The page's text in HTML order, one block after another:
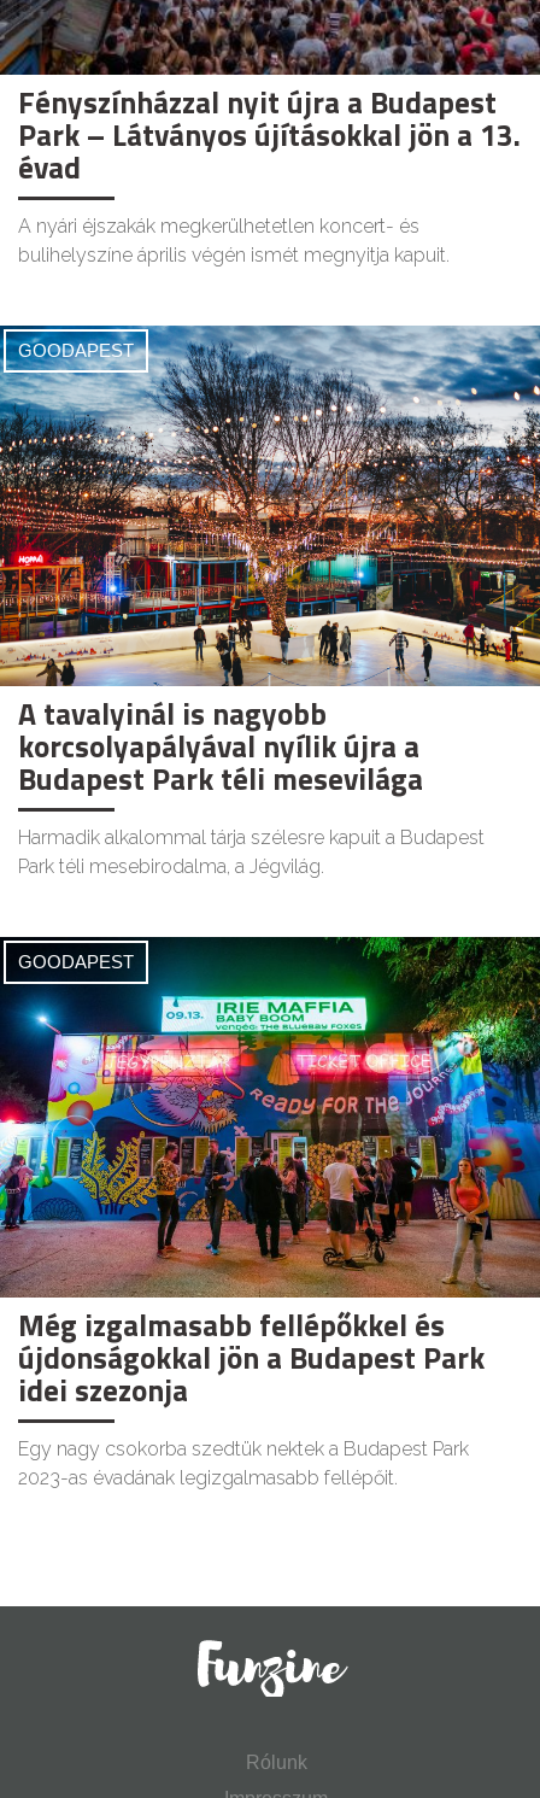
Fényszínházzal nyit újra a Budapest
Park – Látványos újításokkal jön a 13.
évad
A nyári éjszakák megkerülhetetlen koncert- és
bulihelyszíne április végén ismét megnyitja kapuit.
GOODAPEST
A tavalyinál is nagyobb
korcsolyapályával nyílik újra a
Budapest Park téli mesevilága
Harmadik alkalommal tárja szélesre kapuit a Budapest
Park téli mesebirodalma, a Jégvilág.
GOODAPEST
Még izgalmasabb fellépőkkel és
újdonságokkal jön a Budapest Park
idei szezonja
Egy nagy csokorba szedtük nektek a Budapest Park
2023-as évadának legizgalmasabb fellépőit.
Rólunk